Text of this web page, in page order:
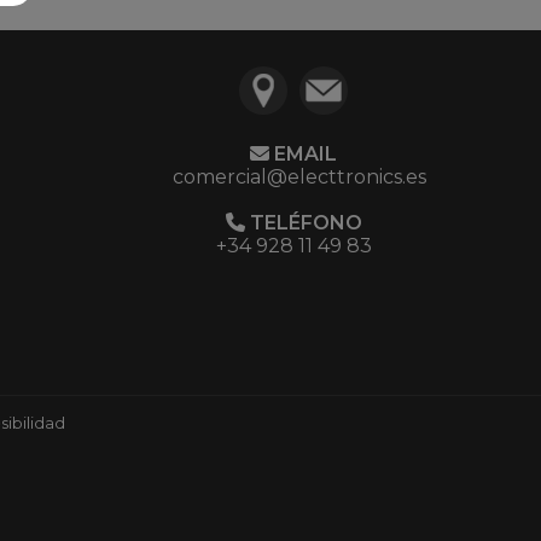
EMAIL
comercial@electtronics.es
TELÉFONO
+34 928 11 49 83